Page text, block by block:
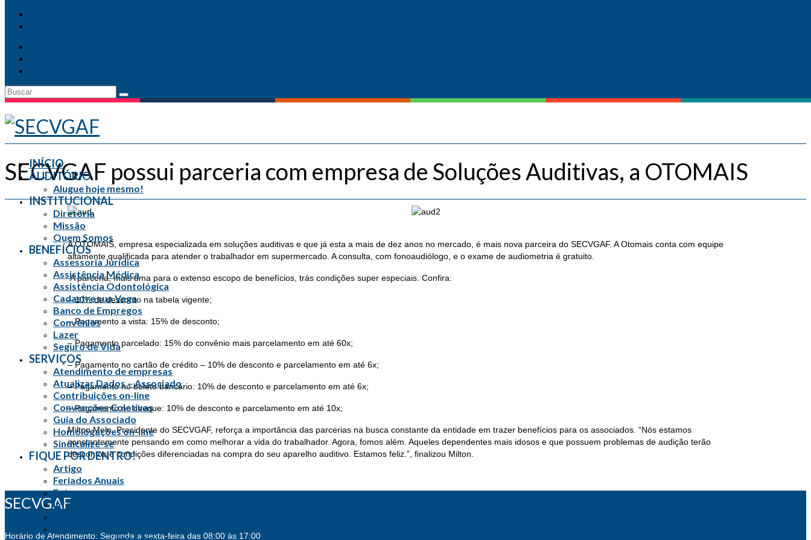
INÍCIO
AUDITÓRIO
Alugue hoje mesmo!
INSTITUCIONAL
Diretoria
Missão
Quem Somos
BENEFÍCIOS
Assessoria Jurídica
Assistência Médica
Assistência Odontológica
Cadastre sua Vaga
Banco de Empregos
Convênios
Lazer
Seguro de Vida
SERVIÇOS
Atendimento de empresas
Atualizar Dados – Associado
Contribuições on-line
Convenções Coletivas
Guia do Associado
Homologações on-line
Sindicalize-se
FIQUE POR DENTRO!
Artigo
Feriados Anuais
Fotos
Informativos
SECVGAF possui parceria com empresa de Soluções Auditivas, a OTOMAIS
A OTOMAIS, empresa especializada em soluções auditivas e que já esta a mais de dez anos no mercado, é mais nova parceira do SECVGAF. A Otomais conta com equipe
altamente qualificada para atender o trabalhador em supermercado. A consulta, com fonoaudiólogo, e o exame de audiometria é gratuito.
A parceria, mais uma para o extenso escopo de benefícios, trás condições super especiais. Confira:
– 10% de desconto na tabela vigente;
– Pagamento a vista: 15% de desconto;
– Pagamento parcelado: 15% do convênio mais parcelamento em até 60x;
– Pagamento no cartão de crédito – 10% de desconto e parcelamento em até 6x;
– Pagamento no boleto bancário: 10% de desconto e parcelamento em até 6x;
– Pagamento no cheque: 10% de desconto e parcelamento em até 10x;
Milton Melo, Presidente do SECVGAF, reforça a importância das parcerias na busca constante da entidade em trazer benefícios para os associados. “Nós estamos
constantemente pensando em como melhorar a vida do trabalhador. Agora, fomos além. Aqueles dependentes mais idosos e que possuem problemas de audição terão
descontos e condições diferenciadas na compra do seu aparelho auditivo. Estamos feliz.”, finalizou Milton.
SECVGAF
Horário de Atendimento: Segunda a sexta-feira das 08:00 às 17:00